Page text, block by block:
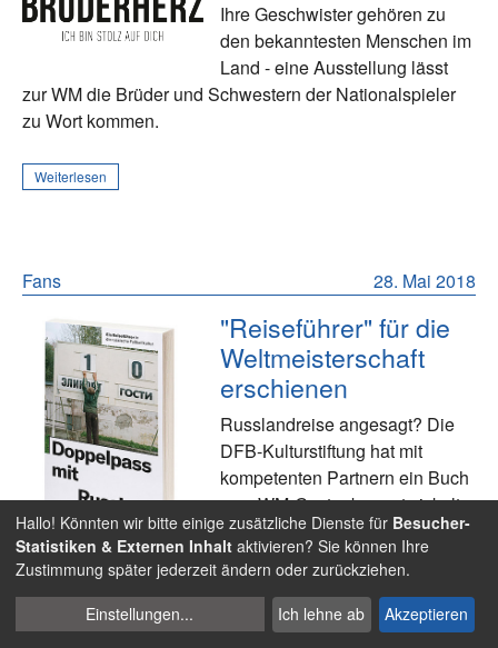
Ihre Geschwister gehören zu
den bekanntesten Menschen im
Land - eine Ausstellung lässt
zur WM die Brüder und Schwestern der Nationalspieler
zu Wort kommen.
Weiterlesen
28. Mai 2018
Fans
"Reiseführer" für die
Weltmeisterschaft
erschienen
Russlandreise angesagt? Die
DFB-Kulturstiftung hat mit
kompetenten Partnern ein Buch
zum WM-Gastgeber entwickelt.
Gleich downloaden oder die
kostenlose Printausgabe
bestellen!
Cookies
verwalten
Hallo! Könnten wir bitte einige zusätzliche Dienste für Besucher-
Statistiken & Externen Inhalt aktivieren? Sie können Ihre
Zustimmung später jederzeit ändern oder zurückziehen.
Einstellungen... Ich lehne ab Akzeptieren